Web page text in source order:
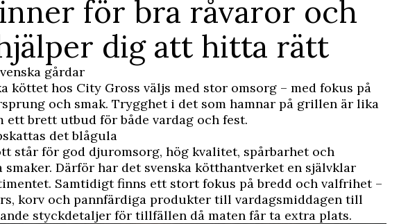
för bra råvaror och
dig att hitta rätt
gårdar
köttet hos City Gross väljs med stor omsorg – med fokus på
och smak. Trygghet i det som hamnar på grillen är lika
ett brett utbud för både vardag och fest.
det blågula
står för god djuromsorg, hög kvalitet, spårbarhet och
smaker. Därför har det svenska kötthantverket en självklar
Samtidigt finns ett stort fokus på bredd och valfrihet –
korv och pannfärdiga produkter till vardagsmiddagen till
styckdetaljer för tillfällen då maten får ta extra plats.